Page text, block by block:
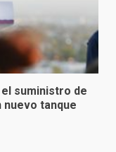
suministro de
nuevo tanque